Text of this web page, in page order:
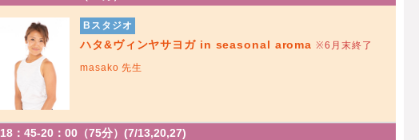
Bスタジオ
ハタ&ヴィンヤサヨガ in seasonal aroma※6月末終了
masako 先生
18：45-20：00（75分）(7/13,20,27)